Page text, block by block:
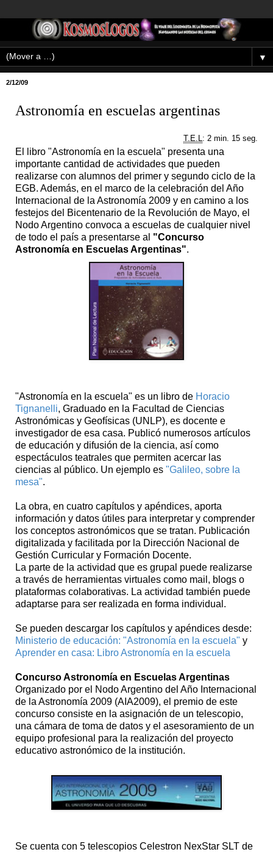
▼
2/12/09
Astronomía en escuelas argentinas
T.E.L : 2 min. 15 seg.
El libro "Astronomía en la escuela" presenta una
importante cantidad de actividades que pueden
realizarse con alumnos del primer y segundo ciclo de la
EGB. Además, en el marco de la celebración del Año
Internacional de la Astronomía 2009 y en camino a los
festejos del Bicentenario de la Revolución de Mayo, el
Nodo Argentino convoca a escuelas de cualquier nivel
de todo el país a presentarse al "Concurso
Astronomía en Escuelas Argentinas".
"Astronomía en la escuela" es un libro de Horacio
Tignanelli, Graduado en la Facultad de Ciencias
Astronómicas y Geofísicas (UNLP), es docente e
investigador de esa casa. Publicó numerosos artículos
de educación y difusión de la ciencia, así como
espectáculos teatrales que permiten acercar las
ciencias al público. Un ejemplo es "Galileo, sobre la
mesa".
La obra, en cuatro capítulos y apéndices, aporta
información y datos útiles para interpretar y comprender
los conceptos astronómicos que se tratan. Publicación
digitalizada y facilitada por la Dirección Nacional de
Gestión Curricular y Formación Docente.
La parte de la actividad que es grupal puede realizarse
a través de herramientas virtuales como mail, blogs o
plataformas colaborativas. La actividad también puede
adaptarse para ser realizada en forma individual.
Se pueden descargar los capítulos y apéndices desde:
Ministerio de educación: "Astronomía en la escuela" y
Aprender en casa: Libro Astronomía en la escuela
Concurso Astronomía en Escuelas Argentinas
Organizado por el Nodo Argentino del Año Internacional
de la Astronomía 2009 (AIA2009), el premio de este
concurso consiste en la asignación de un telescopio,
una cámara de toma de datos y el asesoramiento de un
equipo profesional para la realización del proyecto
educativo astronómico de la institución.
Se cuenta con 5 telescopios Celestron NexStar SLT de